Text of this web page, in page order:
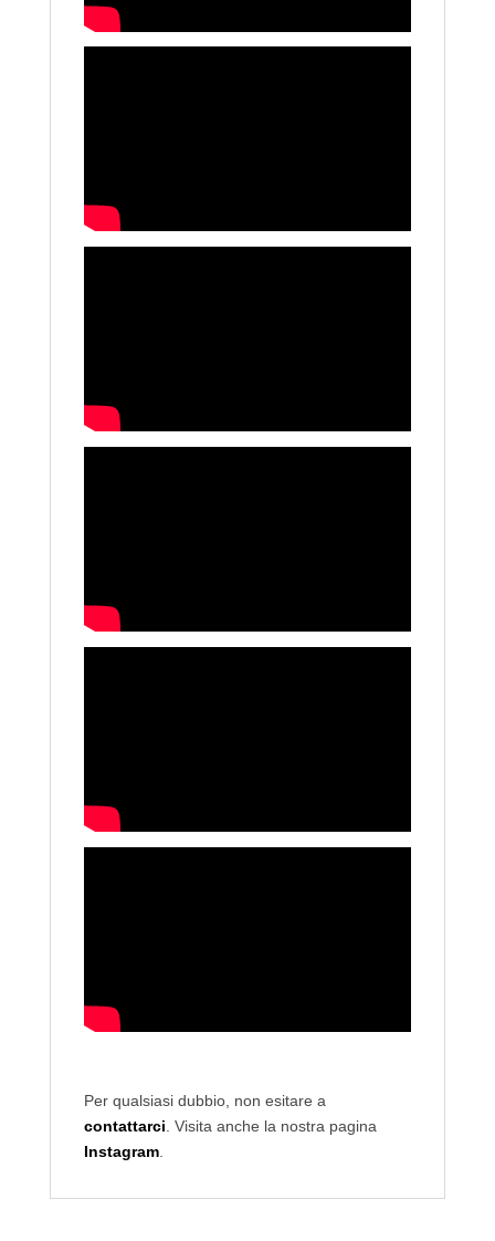
Per qualsiasi dubbio, non esitare a
contattarci . Visita anche la nostra pagina
Instagram.